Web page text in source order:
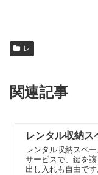
レ
関連記事
レンタル収納ス
レンタル収納スペ
サービスで、鍵を
出し入れも自由で